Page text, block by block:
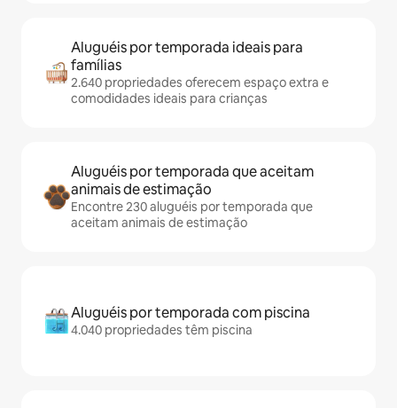
Aluguéis por temporada ideais para
famílias
2.640 propriedades oferecem espaço extra e
comodidades ideais para crianças
Aluguéis por temporada que aceitam
animais de estimação
Encontre 230 aluguéis por temporada que
aceitam animais de estimação
Aluguéis por temporada com piscina
4.040 propriedades têm piscina